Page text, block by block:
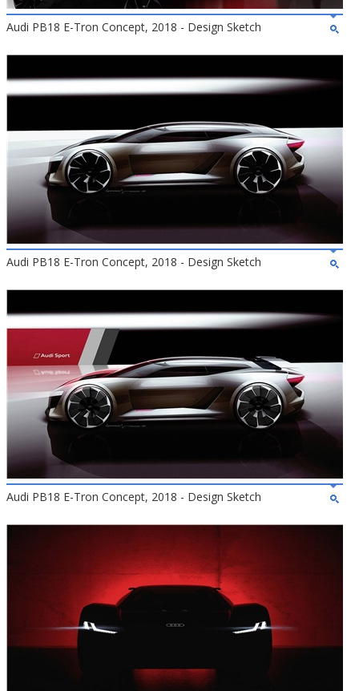
Audi PB18 E-Tron Concept, 2018 - Design Sketch
Audi PB18 E-Tron Concept, 2018 - Design Sketch
Audi PB18 E-Tron Concept, 2018 - Design Sketch